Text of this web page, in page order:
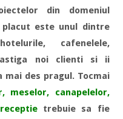
din domeniul
placut este unul dintre
cafenelele,
noi clienti si ii
mai des pragul. Tocmai
meselor, canapelelor,
trebuie sa fie